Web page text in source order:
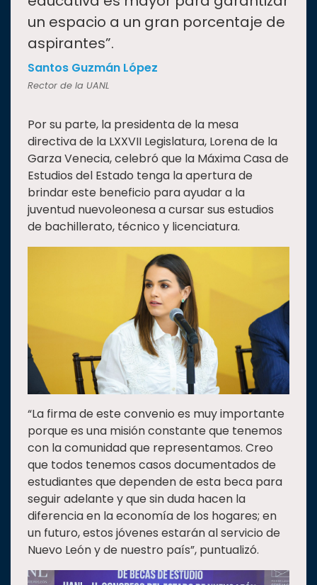
un espacio a un gran porcentaje de
aspirantes”.
Santos Guzmán López
Rector de la UANL
Por su parte, la presidenta de la mesa
directiva de la LXXVII Legislatura, Lorena de la
Garza Venecia, celebró que la Máxima Casa de
Estudios del Estado tenga la apertura de
brindar este beneficio para ayudar a la
juventud nuevoleonesa a cursar sus estudios
de bachillerato, técnico y licenciatura.
“La firma de este convenio es muy importante
porque es una misión constante que tenemos
con la comunidad que representamos. Creo
que todos tenemos casos documentados de
estudiantes que dependen de esta beca para
seguir adelante y que sin duda hacen la
diferencia en la economía de los hogares; en
un futuro, estos jóvenes estarán al servicio de
Nuevo León y de nuestro país”, puntualizó.